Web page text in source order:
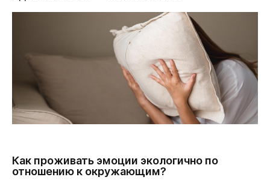
Как проживать эмоции экологично по
отношению к окружающим?